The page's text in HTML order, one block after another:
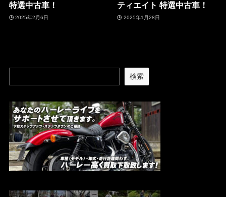
特選中古車！
2025年2月6日
ティエイト 特選中古車！
2025年1月28日
検索